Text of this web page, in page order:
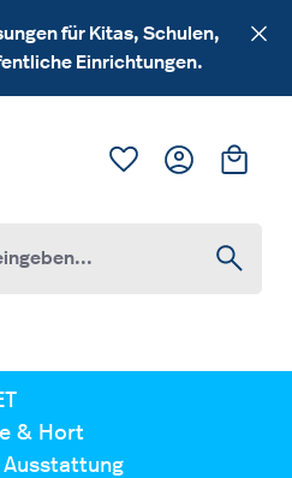
für Kitas, Schulen,
Einrichtungen.
Du hast 0
& Hort